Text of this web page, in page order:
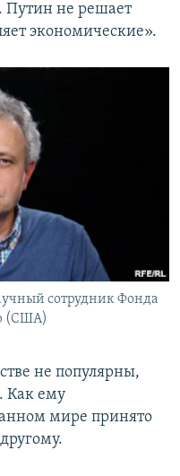
Путин не решает
экономические».
сотрудник Фонда
(США)
не популярны,
Как ему
мире принято